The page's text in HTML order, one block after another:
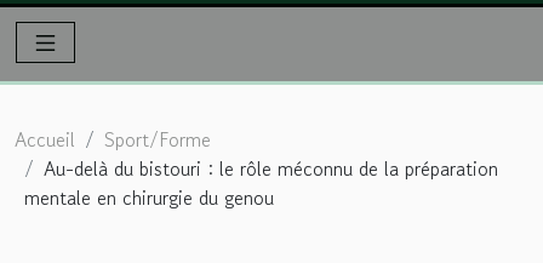
Accueil
Sport/Forme
Au-delà du bistouri : le rôle méconnu de la préparation
mentale en chirurgie du genou